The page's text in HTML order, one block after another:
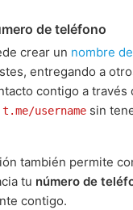
de teléfono
crear un nombre
entregando a
contigo a través
t.me/username sin
también permite
tu número de
contigo.